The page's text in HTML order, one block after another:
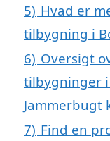
5) Hvad er
tilbygning i
6) Oversigt
tilbygninger
Jammerbugt
7) Find en